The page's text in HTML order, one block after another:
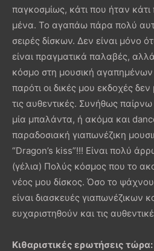
παγκοσμίως, κάτι που ήταν κάτι
μένα. Το αγαπάω πάρα πολύ
σειρές δίσκων. Δεν είναι μόνο
είναι πραγματικά παλαβές,
κόσμο στη μουσική
παρότι οι δικές μου εκδοχές
τις αυθεντικές. Συνήθως
μία μπαλάντα, ή ακόμα και
παραδοσιακή γιαπωνέζικη
“Dragon’s kiss”!!! Είναι πολύ
(γέλια) Πολύς κόσμος που το
νέος μου δίσκος. Όσο το
είναι διασκευές γιαπωνέζικων
ευχαριστηθούν και τις
Κιθαριστικές ερωτήσεις τώρα: